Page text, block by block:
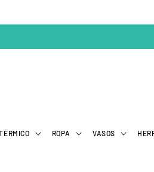
ROPA VASOS